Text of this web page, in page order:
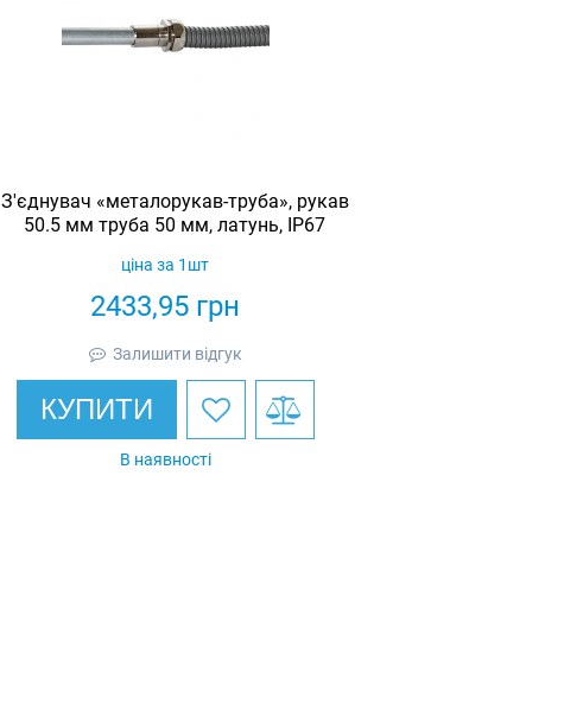
З'єднувач «металорукав-труба», рукав
50.5 мм труба 50 мм, латунь, IP67
2433,95 грн
ціна за 1шт
Залишити відгук
КУПИТИ
В наявності